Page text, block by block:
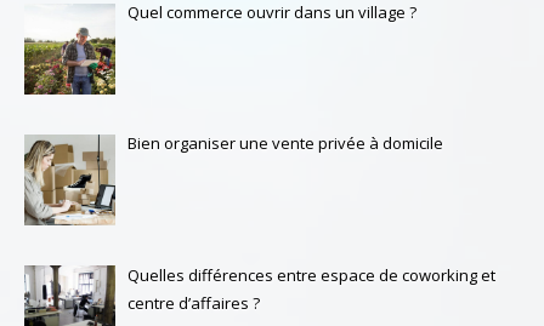
Quel commerce ouvrir dans un village ?
Bien organiser une vente privée à domicile
Quelles différences entre espace de coworking et
centre d’affaires ?